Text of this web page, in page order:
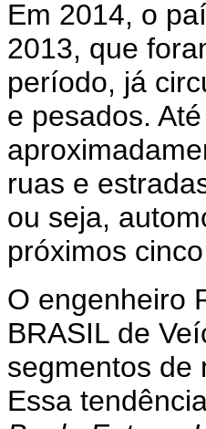
Em 2014, o
2013, que
período, já
e pesados.
ruas e
ou seja,
próximos
O engenheiro
BRASIL de
segmentos de
Essa